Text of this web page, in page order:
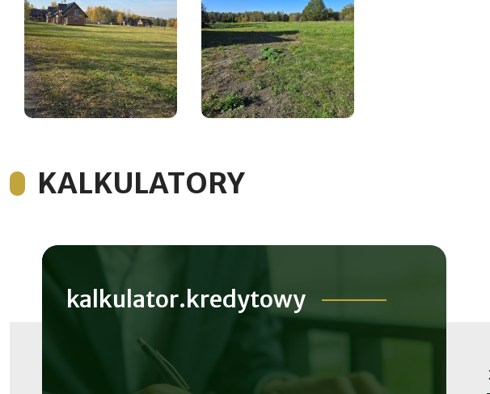
KALKULATORY
kalkulator.kredytowy